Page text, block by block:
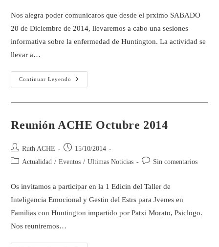
Nos alegra poder comunicaros que desde el prximo SABADO
20 de Diciembre de 2014, llevaremos a cabo una sesiones
informativa sobre la enfermedad de Huntington. La actividad se
llevar a…
Continuar Leyendo
Reunión ACHE Octubre 2014
Ruth ACHE
15/10/2014
Actualidad / Eventos / Ultimas Noticias Sin comentarios
Os invitamos a participar en la 1 Edicin del Taller de
Inteligencia Emocional y Gestin del Estrs para Jvenes en
Familias con Huntington impartido por Patxi Morato, Psiclogo.
Nos reuniremos…